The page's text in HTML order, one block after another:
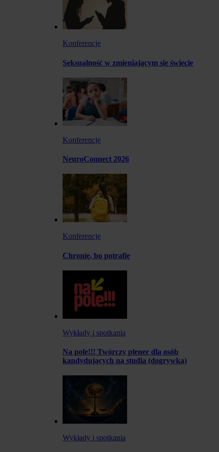
Konferencje
Seksualność w zmieniającym się świecie
Konferencje
NeuroConnect 2026
Konferencje
Chronię, bo potrafię
Wykłady i spotkania
Na pole!!! Twórczy plener dla osób
kandydujących na studia (dogrywka)
Wykłady i spotkania